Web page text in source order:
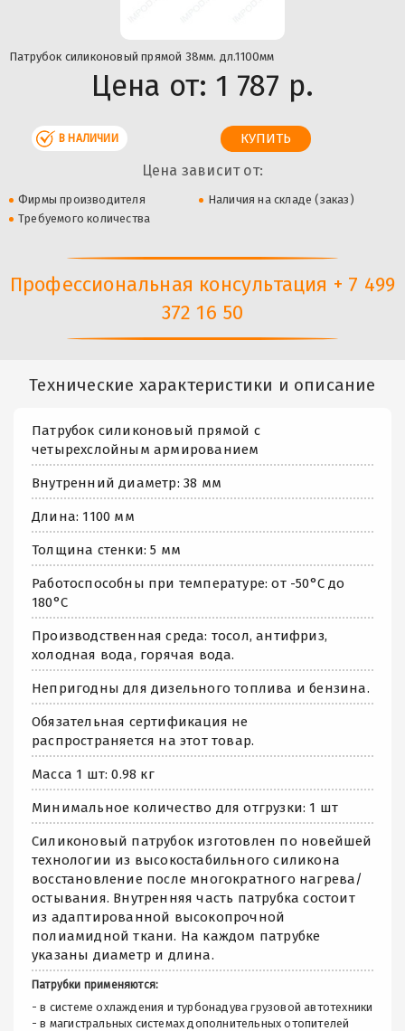
Патрубок силиконовый прямой 38мм. дл.1100мм
Цена от: 1 787 р.
В НАЛИЧИИ
Цена зависит от:
Фирмы производителя
Наличия на складе (заказ)
Требуемого количества
Профессиональная консультация + 7 499
372 16 50
Технические характеристики и описание
Патрубок силиконовый прямой с
четырехслойным армированием
Внутренний диаметр: 38 мм
Длина: 1100 мм
Толщина стенки: 5 мм
Работоспособны при температуре: от -50°С до
180°С
Производственная среда: тосол, антифриз,
холодная вода, горячая вода.
Непригодны для дизельного топлива и бензина.
Обязательная сертификация не
распространяется на этот товар.
Масса 1 шт: 0.98 кг
Минимальное количество для отгрузки: 1 шт
Силиконовый патрубок изготовлен по новейшей
технологии из высокостабильного силикона
восстановление после многократного нагрева/
остывания. Внутренняя часть патрубка состоит
из адаптированной высокопрочной
полиамидной ткани. На каждом патрубке
указаны диаметр и длина.
Патрубки применяются:
- в системе охлаждения и турбонадува грузовой автотехники
- в магистральных системах дополнительных отопителей